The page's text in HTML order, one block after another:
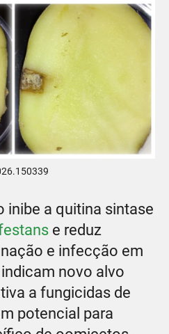
inibe a quitina sintase
e reduz
e infecção em
novo alvo
a fungicidas de
potencial para